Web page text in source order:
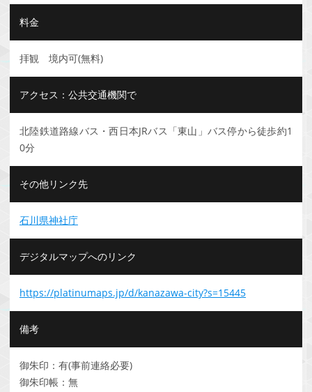
料金
拝観 境内可(無料)
アクセス：公共交通機関で
北陸鉄道路線バス・西日本JRバス「東山」バス停から徒歩約1
0分
その他リンク先
石川県神社庁
デジタルマップへのリンク
https://platinumaps.jp/d/kanazawa-city?s=15445
備考
御朱印：有(事前連絡必要)
御朱印帳：無